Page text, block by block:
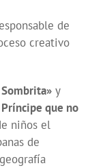
de
creativo
Sombrita» y
que no
niños el
de